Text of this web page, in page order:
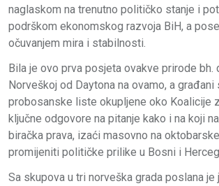
naglaskom na trenutno političko stanje i
podrškom ekonomskog razvoja BiH, a
očuvanjem mira i stabilnosti.
Bila je ovo prva posjeta ovakve prirode bh.
Norveškoj od Daytona na ovamo, a građani
probosanske liste okupljene oko Koalicije
ključne odgovore na pitanje kako i na koji
biračka prava, izaći masovno na
promijeniti političke prilike u Bosni i
Sa skupova u tri norveška grada poslana